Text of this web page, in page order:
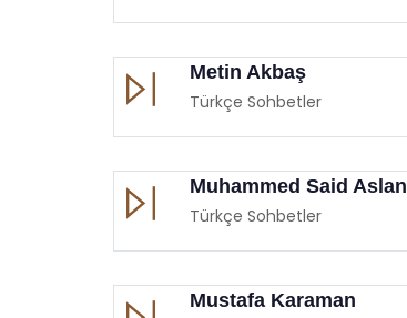
Metin Akbaş
Türkçe Sohbetler
Muhammed Said Aslan
Türkçe Sohbetler
Mustafa Karaman